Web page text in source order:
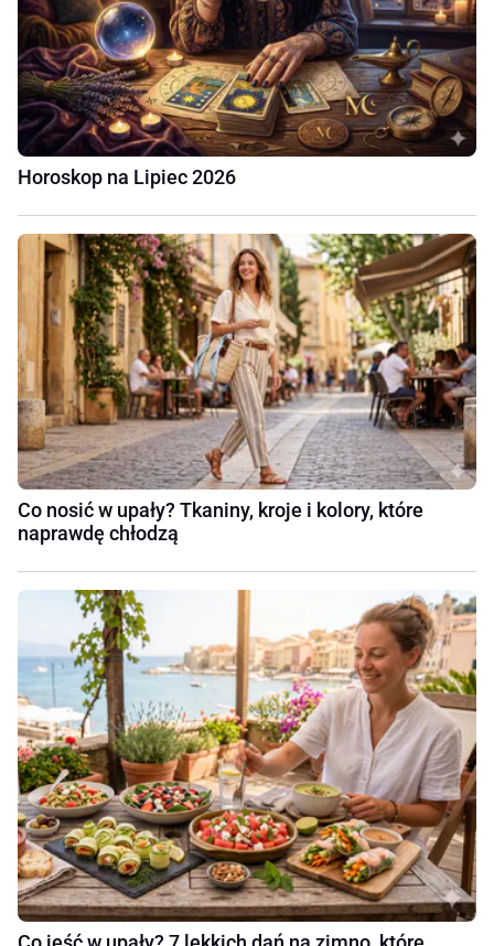
Horoskop na Lipiec 2026
Co nosić w upały? Tkaniny, kroje i kolory, które
naprawdę chłodzą